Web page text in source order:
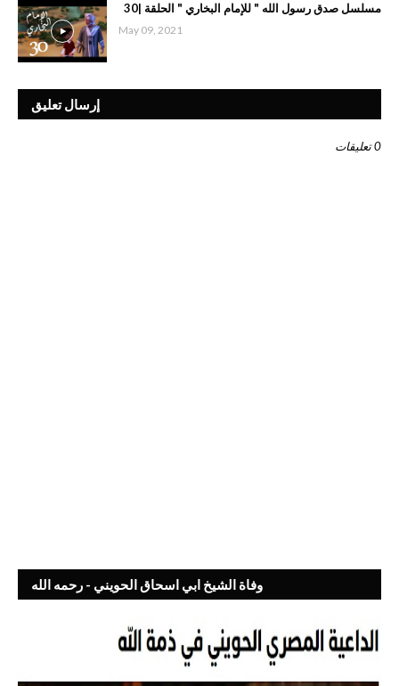
مسلسل صدق رسول الله " للإمام البخاري " الحلقة |30
May 09, 2021
إرسال تعليق
0 تعليقات
وفاة الشيخ ابي اسحاق الحويني - رحمه الله